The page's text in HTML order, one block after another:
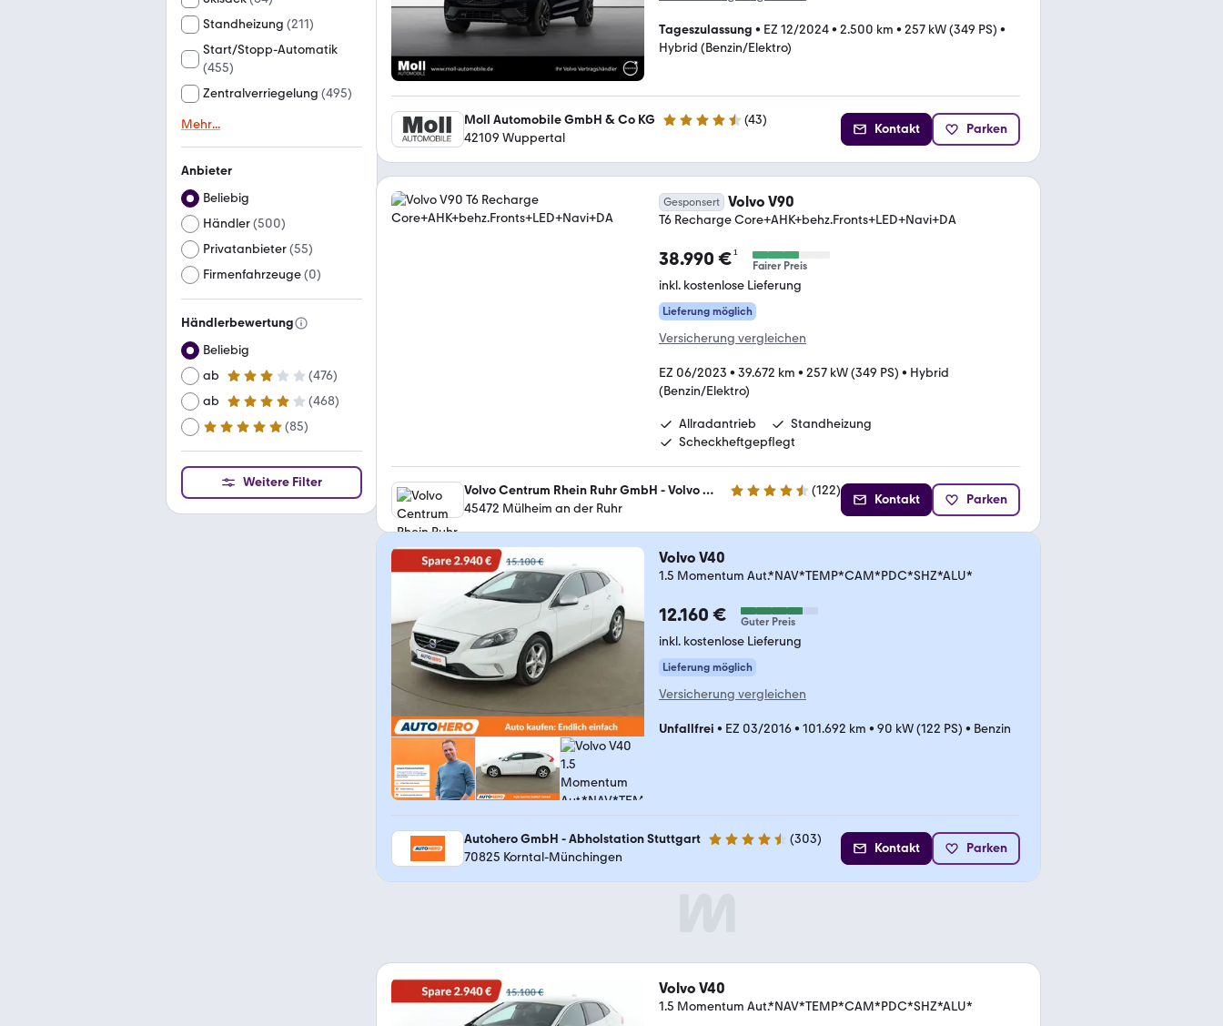
Standheizung (211)
Start/Stopp-Automatik
(455)
Zentralverriegelung (495)
Mehr...
Anbieter
Beliebig
Händler(500)
Privatanbieter(55)
Firmenfahrzeuge(0)
Händlerbewertung
Beliebig
ab
3 Sterne (476)
ab
4 Sterne (468)
ab
5 Sterne (85)
Weitere Filter
Tageszulassung • EZ 12/2024• 2.500 km • 257 kW (349 PS) •
Hybrid (Benzin/Elektro)
Moll Automobile GmbH & Co KG 4.5 Sterne (43)
42109 Wuppertal
Kontakt Parken
Gesponsert Volvo V90
T6 Recharge Core+AHK+behz.Fronts+LED+Navi+DA
38.990 €¹
Fairer Preis
inkl. kostenlose Lieferung
Lieferung möglich
Versicherung vergleichen
EZ 06/2023 • 39.672 km • 257 kW (349 PS) • Hybrid
(Benzin/Elektro)
Allradantrieb
Standheizung
Scheckheftgepflegt
Volvo Centrum Rhein Ruhr GmbH - Volvo Centrum Essen/ Mülheim 4.6 Sterne (122)
45472 Mülheim an der Ruhr
Kontakt Parken
Volvo V40
1.5 Momentum Aut.*NAV*TEMP*CAM*PDC*SHZ*ALU*
12.160 € Guter Preis
inkl. kostenlose Lieferung
Lieferung möglich
Versicherung vergleichen
Unfallfrei • EZ 03/2016• 101.692 km • 90 kW (122 PS) • Benzin
Autohero GmbH - Abholstation Stuttgart 4.4 Sterne (303)
70825 Korntal-Münchingen
Kontakt Parken
Volvo V40
1.5 Momentum Aut.*NAV*TEMP*CAM*PDC*SHZ*ALU*